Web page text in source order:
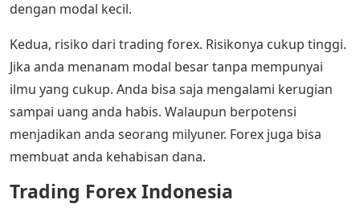
dengan modal kecil.
Kedua, risiko dari trading forex. Risikonya cukup tinggi.
Jika anda menanam modal besar tanpa mempunyai
ilmu yang cukup. Anda bisa saja mengalami kerugian
sampai uang anda habis. Walaupun berpotensi
menjadikan anda seorang milyuner. Forex juga bisa
membuat anda kehabisan dana.
Trading Forex Indonesia